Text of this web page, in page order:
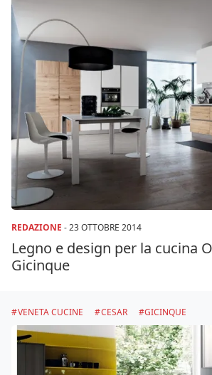
REDAZIONE -23 OTTOBRE 2014
Legno e design per la cucina
Gicinque
VENETA CUCINE CESAR GICINQUE